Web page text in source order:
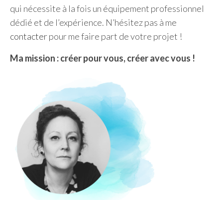
qui nécessite à la fois un équipement professionnel
dédié et de l’expérience. N’hésitez pas à me
contacterpour me faire part de votre projet !
Ma mission : créer pour vous, créer avec vous !